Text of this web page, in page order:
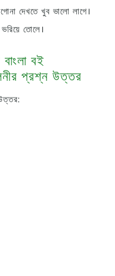
দেখতে খুব ভালো লাগে।
তোলে।
বই
প্রশ্ন উত্তর